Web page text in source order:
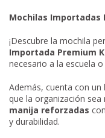
Mochilas Importadas
¡Descubre la mochila
Importada Premium
necesario a la escuela
Además, cuenta con un
que la organización sea
manija reforzadas
y durabilidad.